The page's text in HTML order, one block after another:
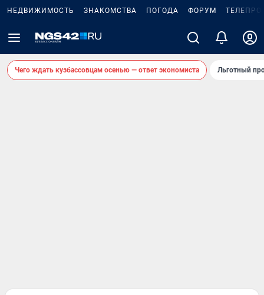
НЕДВИЖИМОСТЬ ЗНАКОМСТВА ПОГОДА ФОРУМ
Чего ждать кузбассовцам осенью — ответ экономиста Льготный